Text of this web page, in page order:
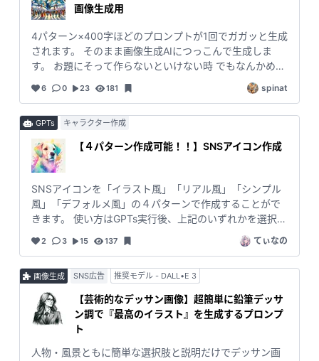
画像生成用
4パターン×400字ほどのプロンプトが1回でガガッと生成
されます。 そのまま画像生成AIにつっこんで生成しま
す。 お題にそって作らないといけない時 でもなんかめん
あればなんかいい感じの画像プロンプトがさっくり完成
details,Wide range of colors,artwork,rendering,
(masterpiece:1.3),(highest quality:1.4),(Super
detailed:1.5),High resolution,Very detailed,unity 8k
wallpaper」とか末尾に追加して生成するのも◎ 最近は
Fluxで作ることが多いです。 #midjourney や
#DALLE3 に使うのもお勧めです。 #GPT4o #プロンプ
ト作成 #簡単 #一撃
6 0 23 181 spinat
GPTs キャラクター作成
【４パターン作成可能！！】SNSアイコン作成
SNSアイコンを「イラスト風」「リアル風」「シンプル
風」「デフォルメ風」の４パターンで作成することがで
きます。 使い方はGPTs実行後、上記のいずれかを選択
し、どのような内容で作るか入力するだけで簡単にでき
ます！ #GPTs #アイコン #SNS #簡単 #chatGPT
2 3 15 137 てぃなの
画像生成 SNS広告 推奨モデル - DALL•E 3
【芸術的なデッサン画像】超簡単に鉛筆デッサ
ン調で『最高のイラスト』を生成するプロンプ
ト
人物・風景ともに簡単な選択肢と説明だけでデッサン画